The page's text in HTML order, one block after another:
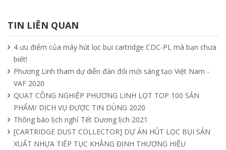
15/04/2025
11/04/2025
Quạt nồi hơi công nghiệp và cách phân
loại theo mục đích sử dụng chuẩn nhất
04/04/2025
TIN LIÊN QUAN
4 ưu điểm của máy hút lọc bụi cartridge CDC-PL mà bạn chưa
biết!
Phương Linh tham dự diễn đàn đổi mới sáng tạo Việt Nam -
VAF 2020
QUẠT CÔNG NGHIỆP PHƯƠNG LINH LỌT TOP 100 SẢN
PHẨM/ DỊCH VỤ ĐƯỢC TIN DÙNG 2020
Thông báo lịch nghỉ Tết Dương lịch 2021
[CARTRIDGE DUST COLLECTOR] DỰ ÁN HÚT LỌC BỤI SẢN
XUẤT NHỰA TIẾP TỤC KHẲNG ĐỊNH THƯƠNG HIỆU